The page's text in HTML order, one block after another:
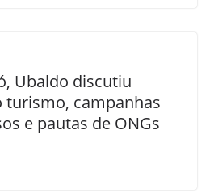
Ubaldo discutiu
turismo, campanhas
e pautas de ONGs